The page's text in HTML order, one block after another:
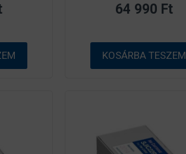
5
l
64 990 Ft
KOSÁRBA TESZEM